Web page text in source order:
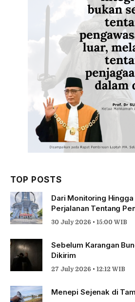
TOP POSTS
Dari Monitoring
Perjalanan Tentang
30 July 2026 • 15:00 WIB
Sebelum Karangan
Dikirim
27 July 2026 • 12:12 WIB
Menepi Sejenak di